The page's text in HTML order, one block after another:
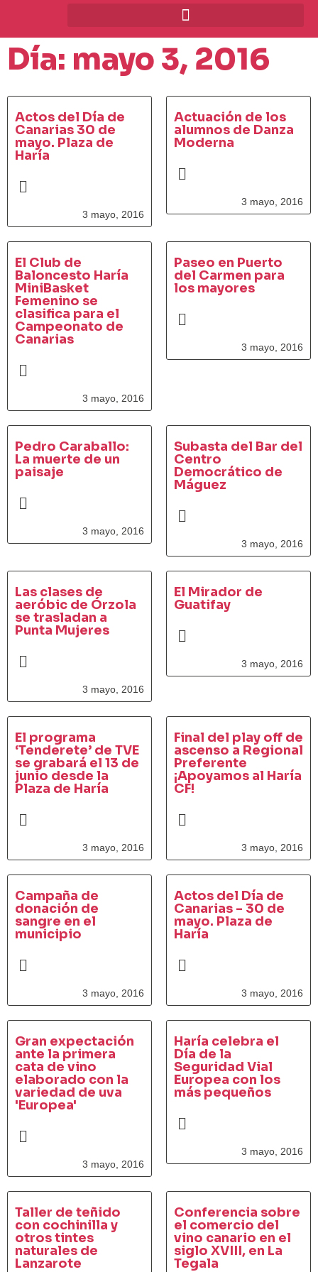
Día: mayo 3, 2016
Actos del Día de
Canarias 30 de
mayo. Plaza de
Haría
3 mayo, 2016
Actuación de los
alumnos de Danza
Moderna
3 mayo, 2016
El Club de
Baloncesto Haría
MiniBasket
Femenino se
clasifica para el
Campeonato de
Canarias
3 mayo, 2016
Paseo en Puerto
del Carmen para
los mayores
3 mayo, 2016
Pedro Caraballo:
La muerte de un
paisaje
3 mayo, 2016
Subasta del Bar del
Centro
Democrático de
Máguez
3 mayo, 2016
Las clases de
aeróbic de Órzola
se trasladan a
Punta Mujeres
3 mayo, 2016
El Mirador de
Guatifay
3 mayo, 2016
El programa
‘Tenderete’ de TVE
se grabará el 13 de
junio desde la
Plaza de Haría
3 mayo, 2016
Final del play off de
ascenso a Regional
Preferente
¡Apoyamos al Haría
CF!
3 mayo, 2016
Campaña de
donación de
sangre en el
municipio
3 mayo, 2016
Actos del Día de
Canarias - 30 de
mayo. Plaza de
Haría
3 mayo, 2016
Gran expectación
ante la primera
cata de vino
elaborado con la
variedad de uva
'Europea'
3 mayo, 2016
Haría celebra el
Día de la
Seguridad Vial
Europea con los
más pequeños
3 mayo, 2016
Taller de teñido
con cochinilla y
otros tintes
naturales de
Lanzarote
Conferencia sobre
el comercio del
vino canario en el
siglo XVIII, en La
Tegala